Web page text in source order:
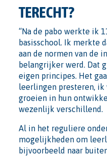
TERECHT?
“Na de pabo werkte ik
basisschool. Ik merkte
aan de normen van de
belangrijker werd. Dat
eigen principes. Het
leerlingen presteren,
groeien in hun
wezenlijk verschillend.
Al in het reguliere
mogelijkheden om
bijvoorbeeld naar